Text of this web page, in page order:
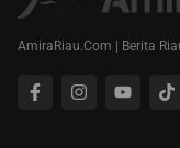
AmiraRiau.Com | Berita